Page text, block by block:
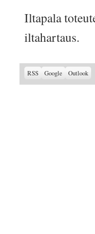
Iltapala
iltahartaus.
RSS
Subscribe
Google
Subscribe
Outlook